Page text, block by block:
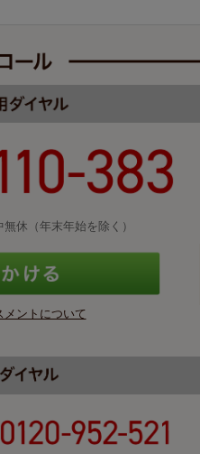
休（年末年始を除く）
メントについて